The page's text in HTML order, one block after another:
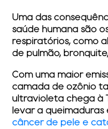
Uma das
saúde humana são
respiratórios, como
de pulmão,
Com uma maior
camada de ozônio
ultravioleta chega à
levar a
câncer de pele e